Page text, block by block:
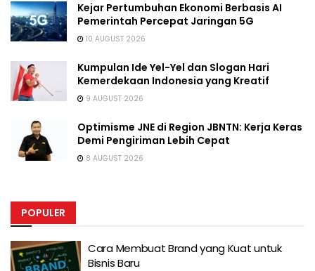
Kejar Pertumbuhan Ekonomi Berbasis AI
Pemerintah Percepat Jaringan 5G
10 AUGUST 2026
Kumpulan Ide Yel-Yel dan Slogan Hari
Kemerdekaan Indonesia yang Kreatif
9 AUGUST 2026
Optimisme JNE di Region JBNTN: Kerja Keras
Demi Pengiriman Lebih Cepat
8 AUGUST 2026
POPULER
Cara Membuat Brand yang Kuat untuk
Bisnis Baru